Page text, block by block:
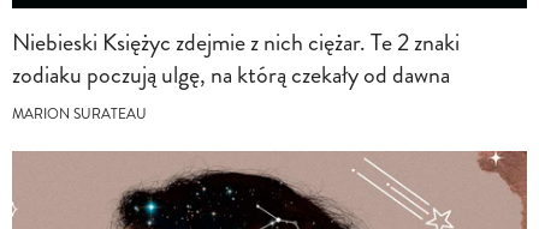
Niebieski Księżyc zdejmie z nich ciężar. Te 2 znaki
zodiaku poczują ulgę, na którą czekały od dawna
MARION SURATEAU